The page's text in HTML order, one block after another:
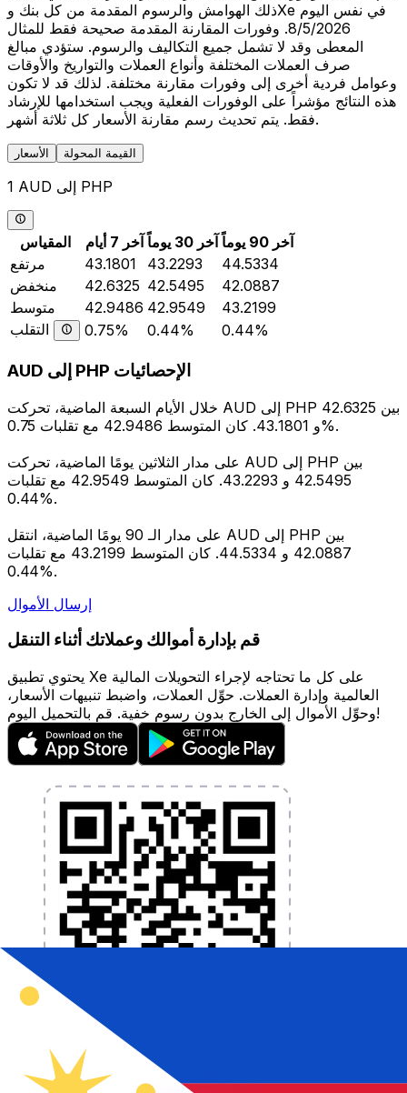
ذلك الهوامش والرسوم المقدمة من كل بنك وXe في نفس اليوم
8/5/2026. وفورات المقارنة المقدمة صحيحة فقط للمثال
المعطى وقد لا تشمل جميع التكاليف والرسوم. ستؤدي مبالغ
صرف العملات المختلفة وأنواع العملات والتواريخ والأوقات
وعوامل فردية أخرى إلى وفورات مقارنة مختلفة. لذلك قد لا تكون
هذه النتائج مؤشراً على الوفورات الفعلية ويجب استخدامها للإرشاد
فقط. يتم تحديث رسم مقارنة الأسعار كل ثلاثة أشهر.
الأسعار القيمة المحولة
1 AUD إلى PHP
المقياس آخر 7 أيام آخر 30 يوماً
آخر 90 يوماً
مرتفع
43.1801 43.2293
44.5334
منخفض
42.6325 42.5495
42.0887
متوسط
42.9486 42.9549
43.2199
التقلب
0.75% 0.44% 0.44%
AUD إلى PHP الإحصائيات
خلال الأيام السبعة الماضية، تحركت AUD إلى PHP بين 42.6325
و 43.1801. كان المتوسط 42.9486 مع تقلبات 0.75%.
على مدار الثلاثين يومًا الماضية، تحركت AUD إلى PHP بين
42.5495 و 43.2293. كان المتوسط 42.9549 مع تقلبات
0.44%.
على مدار الـ 90 يومًا الماضية، انتقل AUD إلى PHP بين
42.0887 و 44.5334. كان المتوسط 43.2199 مع تقلبات
0.44%.
إرسال الأموال
قم بإدارة أموالك وعملاتك أثناء التنقل
يحتوي تطبيق Xe على كل ما تحتاجه لإجراء التحويلات المالية
العالمية وإدارة العملات. حوِّل العملات، واضبط تنبيهات الأسعار،
وحوِّل الأموال إلى الخارج بدون رسوم خفية. قم بالتحميل اليوم!